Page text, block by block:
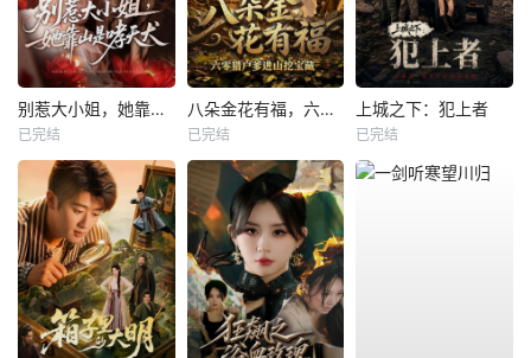
别惹大小姐，她靠山是哮天犬
已完结
八朵金花有福，六零猎户爹进山挖宝藏
已完结
上城之下：犯上者
已完结